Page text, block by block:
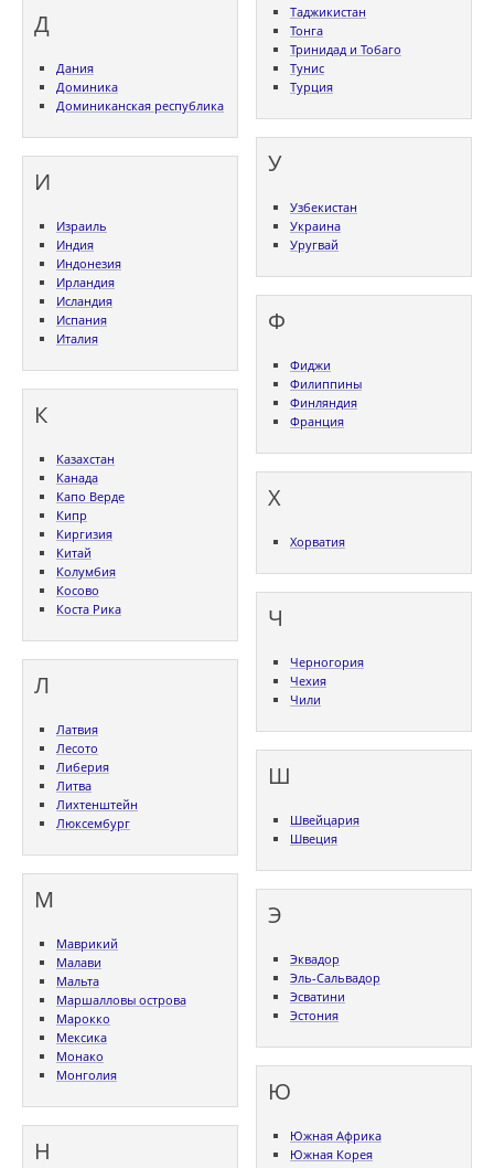
Д
Дания
Доминика
Доминиканская республика
И
Израиль
Индия
Индонезия
Ирландия
Исландия
Испания
Италия
К
Казахстан
Канада
Капо Верде
Кипр
Киргизия
Китай
Колумбия
Косово
Коста Рика
Л
Латвия
Лесото
Либерия
Литва
Лихтенштейн
Люксембург
М
Маврикий
Малави
Мальта
Маршалловы острова
Марокко
Мексика
Монако
Монголия
Н
Таджикистан
Тонга
Тринидад и Тобаго
Тунис
Турция
У
Узбекистан
Украина
Уругвай
Ф
Фиджи
Филиппины
Финляндия
Франция
Х
Хорватия
Ч
Черногория
Чехия
Чили
Ш
Швейцария
Швеция
Э
Эквадор
Эль-Сальвадор
Эсватини
Эстония
Ю
Южная Африка
Южная Корея